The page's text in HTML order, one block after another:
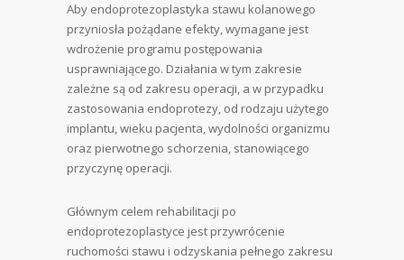
Aby endoprotezoplastyka stawu kolanowego
przyniosła pożądane efekty, wymagane jest
wdrożenie programu postępowania
usprawniającego. Działania w tym zakresie
zależne są od zakresu operacji, a w przypadku
zastosowania endoprotezy, od rodzaju użytego
implantu, wieku pacjenta, wydolności organizmu
oraz pierwotnego schorzenia, stanowiącego
przyczynę operacji.
Głównym celem rehabilitacji po
endoprotezoplastyce jest przywrócenie
ruchomości stawu i odzyskania pełnego zakresu